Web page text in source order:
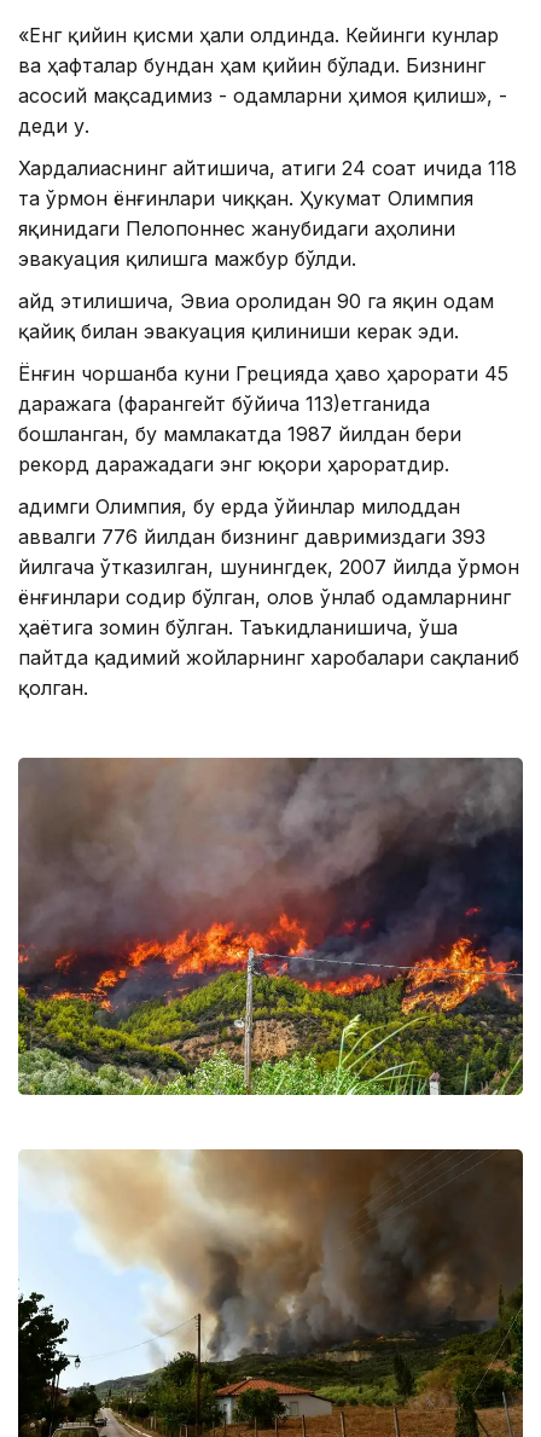
«Енг қийин қисми ҳали олдинда. Кейинги кунлар
ва ҳафталар бундан ҳам қийин бўлади. Бизнинг
асосий мақсадимиз - одамларни ҳимоя қилиш», -
деди у.
Хардалиаснинг айтишича, атиги 24 соат ичида 118
та ўрмон ёнғинлари чиққан. Ҳукумат Олимпия
яқинидаги Пелопоннес жанубидаги аҳолини
эвакуация қилишга мажбур бўлди.
Қайд этилишича, Эвиа оролидан 90 га яқин одам
қайиқ билан эвакуация қилиниши керак эди.
Ёнғин чоршанба куни Грецияда ҳаво ҳарорати 45
даражага (фарангейт бўйича 113)етганида
бошланган, бу мамлакатда 1987 йилдан бери
рекорд даражадаги энг юқори ҳароратдир.
Қадимги Олимпия, бу ерда ўйинлар милоддан
аввалги 776 йилдан бизнинг давримиздаги 393
йилгача ўтказилган, шунингдек, 2007 йилда ўрмон
ёнғинлари содир бўлган, олов ўнлаб одамларнинг
ҳаётига зомин бўлган. Таъкидланишича, ўша
пайтда қадимий жойларнинг харобалари сақланиб
қолган.